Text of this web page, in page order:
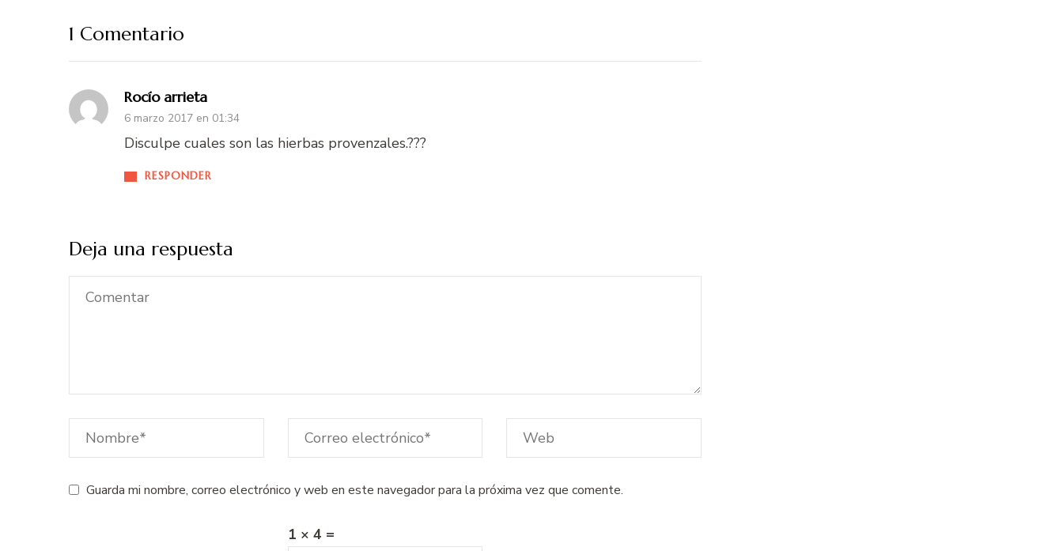
1 Comentario
Rocío arrieta
6 marzo 2017 en 01:34
RESPONDER
Disculpe cuales son las hierbas provenzales.???
Deja una respuesta
Guarda mi nombre, correo electrónico y web en este navegador para la próxima vez que comente.
1 × 4 =